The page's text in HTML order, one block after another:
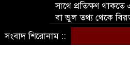
সাথে প্রতিক্ষণ
বা ভুল তথ্য থেকে
© sangbadbd247
সংবাদ শিরোনাম ::